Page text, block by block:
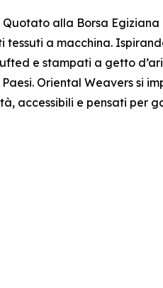
alla Borsa Egiziana
a macchina.
e stampati a getto
Oriental Weavers si
accessibili e pensati per